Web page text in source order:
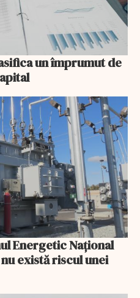
un împrumut de
Energetic Național
există riscul unei